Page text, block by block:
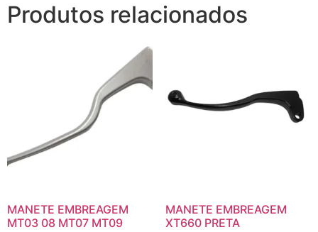
Produtos relacionados
MANETE EMBREAGEM
MT03 08 MT07 MT09
MANETE EMBREAGEM
XT660 PRETA